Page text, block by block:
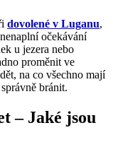
dovolené v Luganu,
očekávání
u jezera nebo
proměnit ve
na co všechno mají
bránit.
– Jaké jsou